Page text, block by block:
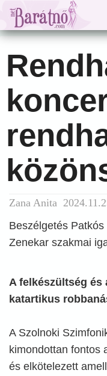
Zana Anita
Beszélgetés
Zenekar szakmai
A felkészültség és
katartikus
A Szolnoki
kimondottan fontos
és elkötelezett